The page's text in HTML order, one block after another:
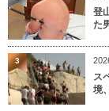
登
た
ス
境
3